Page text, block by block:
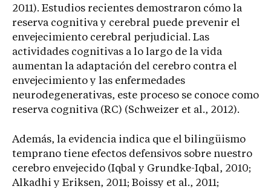
2011). Estudios recientes demostraron cómo la
reserva cognitiva y cerebral puede prevenir el
envejecimiento cerebral perjudicial. Las
actividades cognitivas a lo largo de la vida
aumentan la adaptación del cerebro contra el
envejecimiento y las enfermedades
neurodegenerativas, este proceso se conoce como
reserva cognitiva (RC) (Schweizer et al., 2012).
Además, la evidencia indica que el bilingüismo
temprano tiene efectos defensivos sobre nuestro
cerebro envejecido (Iqbal y Grundke-Iqbal, 2010;
Alkadhi y Eriksen, 2011; Boissy et al., 2011;